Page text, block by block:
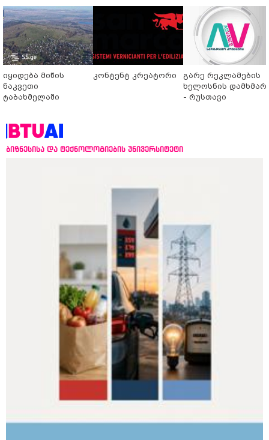
იყიდება მიწის
ნაკვეთი
ტაბახმელაში
კონტენტ კრეატორი
გარე რეკლამების
ხელოსნის
- რუსთავი
ბიზნესისა და ტექნოლოგიების უნივერსიტეტი